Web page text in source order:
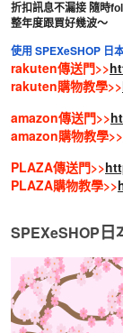
折扣訊息不漏接 隨時
整年度跟買好幾波～
使用 SPEXeSHOP 日
rakuten傳送門>>
rakuten購物教學>>
amazon傳送門>>
amazon購物教學>>
PLAZA傳送門>>
PLAZA購物教學>>
SPEXeSHOP日